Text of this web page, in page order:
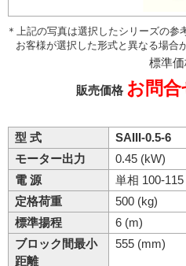
＊上記の写真は選択したシリーズの参
お客様が選択した形式と異なる場合
標準
販売価格 お問
型 式
SAIII-0.5-6
モーター出力
0.45 (kW)
電 源
単相 100-115
定格荷重
500 (kg)
標準揚程
6 (m)
ブロック間最小
距離
555 (mm)